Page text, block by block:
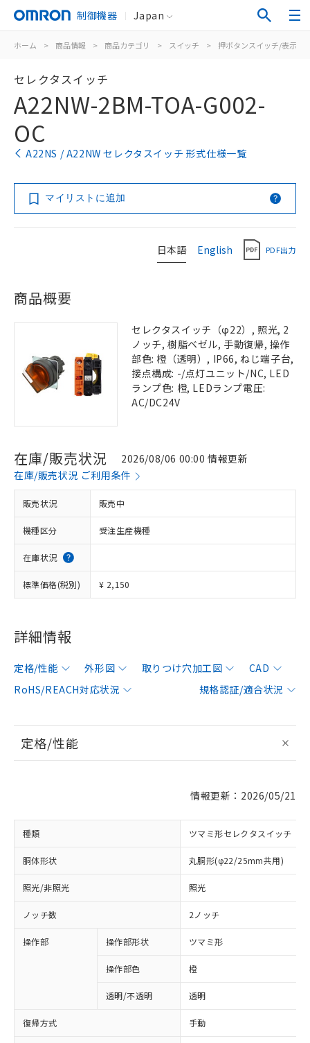
制御機器 Japan
ホーム > 商品情報 > 商品カテゴリ > スイッチ > 押ボタンスイッチ/表示灯
セレクタスイッチ
A22NW-2BM-TOA-G002-
OC
A22NS / A22NW セレクタスイッチ 形式仕様一覧
マイリストに追加
日本語 English PDF出力
商品概要
セレクタスイッチ（φ22）, 照光, 2
ノッチ, 樹脂ベゼル, 手動復帰, 操作
部色: 橙（透明）, IP66, ねじ端子台,
接点構成: -/点灯ユニット/NC, LED
ランプ色: 橙, LEDランプ電圧:
AC/DC24V
在庫/販売状況
2026/08/06 00:00 情報更新
在庫/販売状況 ご利用条件
販売状況 販売中
機種区分 受注生産機種
在庫状況
標準価格(税別) ¥ 2,150
詳細情報
定格/性能 外形図 取りつけ穴加工図
CAD
RoHS/REACH対応状況
規格認証/適合状況
定格/性能
情報更新：2026/05/21
種類 ツマミ形セレクタスイッチ
胴体形状 丸胴形(φ22/25mm共用)
照光/非照光 照光
ノッチ数 2ノッチ
操作部 操作部形状 ツマミ形
操作部色 橙
透明/不透明 透明
復帰方式 手動